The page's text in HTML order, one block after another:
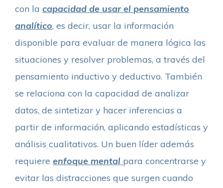
con la capacidad de usar el pensamiento
analítico, es decir, usar la información
disponible para evaluar de manera lógica las
situaciones y resolver problemas, a través del
pensamiento inductivo y deductivo. También
se relaciona con la capacidad de analizar
datos, de sintetizar y hacer inferencias a
partir de información, aplicando estadísticas y
análisis cualitativos. Un buen líder además
requiere enfoque mental para concentrarse y
evitar las distracciones que surgen cuando